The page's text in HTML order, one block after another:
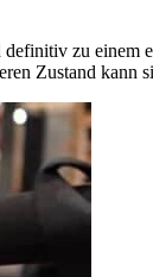
zu einem
Zustand kann